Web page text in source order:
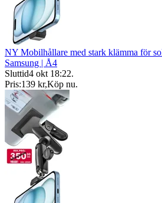
NY Mobilhållare med stark klämma för
Samsung | Å4
Sluttid4 okt 18:22.
Pris:139 kr,Köp nu.